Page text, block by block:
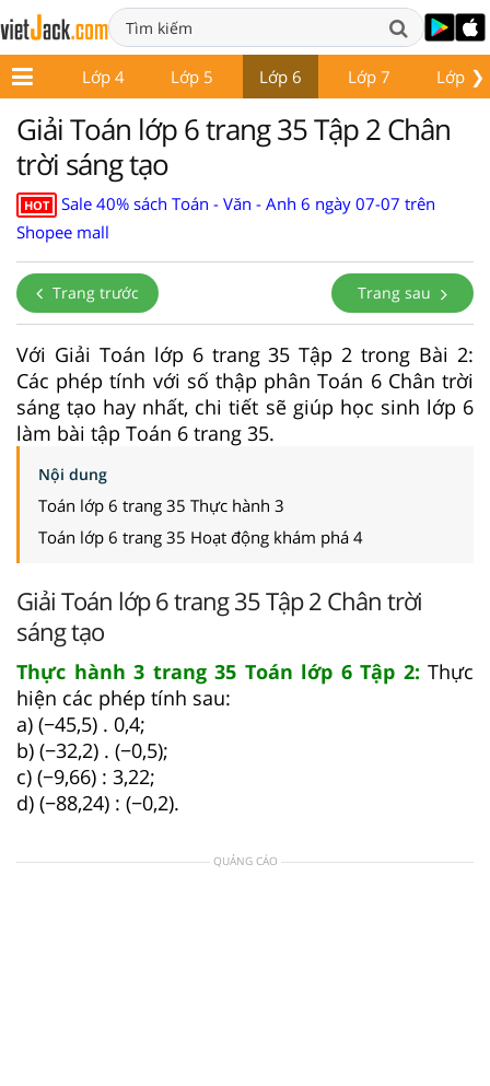
❯
3 Lớp 4 Lớp 5 Lớp 6 Lớp 7 Lớp 8
Giải Toán lớp 6 trang 35 Tập 2 Chân
trời sáng tạo
HOT
Sale 40% sách Toán - Văn - Anh 6 ngày 07-07 trên
Shopee mall
Trang trước Trang sau
Với Giải Toán lớp 6 trang 35 Tập 2 trong Bài 2:
Các phép tính với số thập phân Toán 6 Chân trời
sáng tạo hay nhất, chi tiết sẽ giúp học sinh lớp 6
làm bài tập Toán 6 trang 35.
Nội dung
Toán lớp 6 trang 35 Thực hành 3
Toán lớp 6 trang 35 Hoạt động khám phá 4
Giải Toán lớp 6 trang 35 Tập 2 Chân trời
sáng tạo
Thực hành 3 trang 35 Toán lớp 6 Tập 2: Thực
hiện các phép tính sau:
a) (−45,5) . 0,4;
b) (−32,2) . (−0,5);
c) (−9,66) : 3,22;
d) (−88,24) : (−0,2).
QUẢNG CÁO